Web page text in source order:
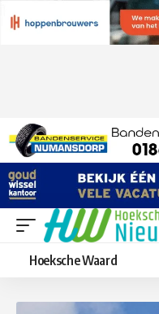
Hoeksche Waard